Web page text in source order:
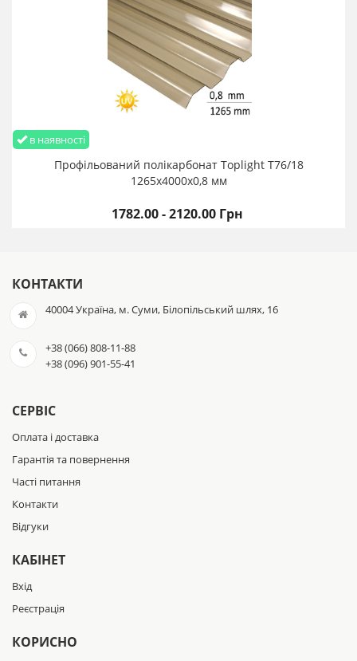
в наявності
Профільований полікарбонат Toplight T76/18
1265х4000х0,8 мм
1782.00 - 2120.00 Грн
КОНТАКТИ
40004 Україна, м. Суми, Білопільський шлях, 16
+38 (066) 808-11-88
+38 (096) 901-55-41
СЕРВІС
Оплата і доставка
Гарантія та повернення
Часті питання
Контакти
Відгуки
КАБІНЕТ
Вхід
Реєстрація
КОРИСНО